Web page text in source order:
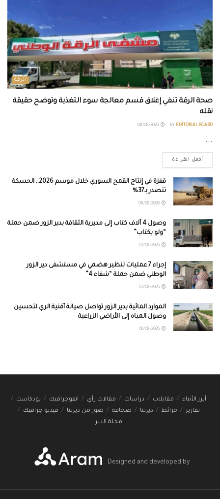
الرقة
صحة الرقة تنفي إغلاق قسم معالجة سوء التغذية وتوضح حقيقة
نقله
BY EDITORIAL BOARD
...
أكمل القراءة
قفزة في إنتاج القمح السوري خلال موسم 2026.. الحسكة
تتصدر بـ37%
وصول 4 آلاف كتاب إلى مديرية الثقافة بدير الزور ضمن حملة
“ولو بكتاب”
إجراء 7 عمليات تنظير هضمي في مستشفى دير الزور
الوطني ضمن حملة “شفاء 4”
الموارد المائية بدير الزور تواصل صيانة أقنية الري لتحسين
وصول المياه إلى الأراضي الزراعية
أبرز الأنباء مقابلات دراسات مقالات رأي انفوجرافيك
بودكاست
تقارير
خرائط ديرتنا صحافة صور من ديرتنا
فيديو جرافيك
مجلة الدير
Designed and developed by